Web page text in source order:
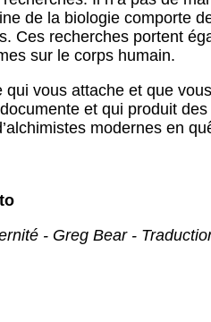
de la biologie comporte
Ces recherches portent
sur le corps humain.
qui vous attache et que
et qui produit
modernes en
- Greg Bear -